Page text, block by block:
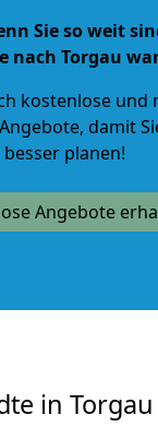
Sie so weit
nach Torgau
kostenlose und
, damit
besser planen!
Angebote
in Torgau